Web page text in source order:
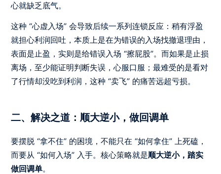
心就缺乏底气。
这种 “心虚入场” 会导致后续一系列连锁反应：稍有浮盈
就担心利润回吐，本质上是在为错误的入场找撤退理由，
表面是止盈，实则是给错误入场 “擦屁股”。而如果是止损
离场，至少能证明判断失误，心服口服；最难受的是看对
了行情却没吃到利润，这种 “卖飞” 的痛苦远超亏损。
二、解决之道：顺大逆小，做回调单
要摆脱 “拿不住” 的困境，不能只在 “如何拿住” 上死磕，
而要从 “如何入场” 入手。核心策略就是顺大逆小，踏实
做回调单。